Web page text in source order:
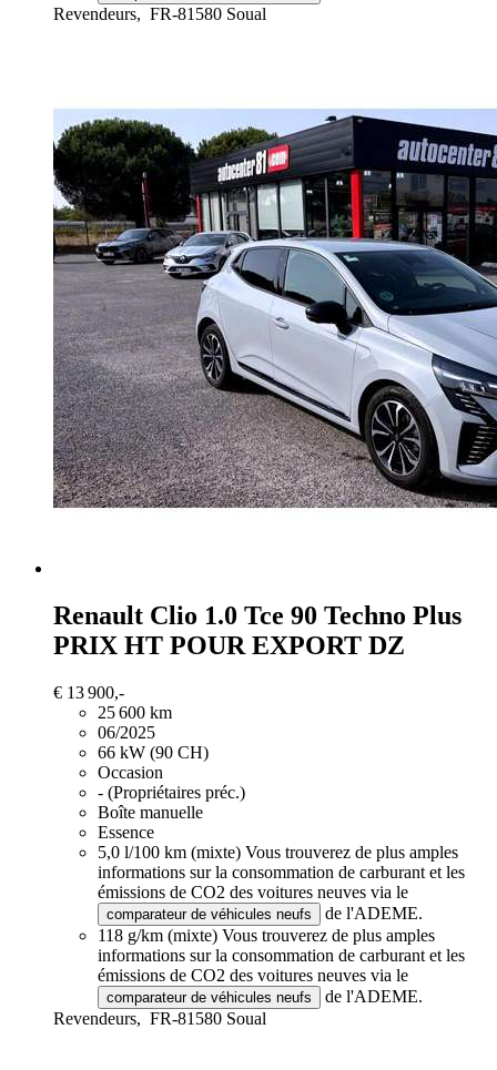
Revendeurs, FR-81580 Soual
Renault Clio 1.0 Tce 90 Techno Plus
PRIX HT POUR EXPORT DZ
€ 13 900,-
25 600 km
06/2025
66 kW (90 CH)
Occasion
- (Propriétaires préc.)
Boîte manuelle
Essence
5,0 l/100 km (mixte) Vous trouverez de plus amples
informations sur la consommation de carburant et les
émissions de CO2 des voitures neuves via le
comparateur de véhicules neufs
de l'ADEME.
118 g/km (mixte) Vous trouverez de plus amples
informations sur la consommation de carburant et les
émissions de CO2 des voitures neuves via le
comparateur de véhicules neufs
de l'ADEME.
Revendeurs, FR-81580 Soual